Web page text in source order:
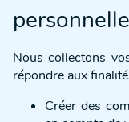
Nous collectons
répondre aux
Créer des